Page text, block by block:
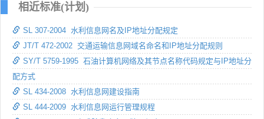
相近标准(计划)
SL 307-2004 水利信息网名及IP地址分配规定
JT/T 472-2002 交通运输信息网域名命名和IP地址分配规则
SY/T 5759-1995 石油计算机网络及其节点名称代码规定与IP地址分
配方式
SL 434-2008 水利信息网建设指南
SL 444-2009 水利信息网运行管理规程